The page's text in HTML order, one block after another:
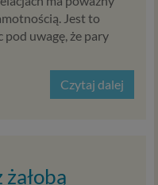
Jest to
pod uwagę, że pary
Czytaj dalej
opisanych
ich prawnie
cookies itp. na
do tych plików.
i przetwarzania danych